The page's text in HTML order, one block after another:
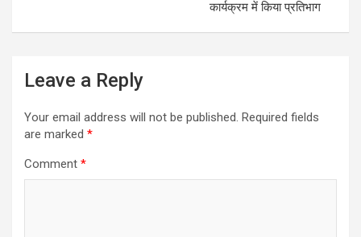
कार्यक्रम में किया प्रतिभाग
Leave a Reply
Your email address will not be published. Required fields
are marked *
Comment *